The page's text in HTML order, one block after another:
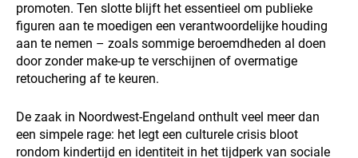
promoten. Ten slotte blijft het essentieel om publieke
figuren aan te moedigen een verantwoordelijke houding
aan te nemen – zoals sommige beroemdheden al doen
door zonder make-up te verschijnen of overmatige
retouchering af te keuren.
De zaak in Noordwest-Engeland onthult veel meer dan
een simpele rage: het legt een culturele crisis bloot
rondom kindertijd en identiteit in het tijdperk van sociale